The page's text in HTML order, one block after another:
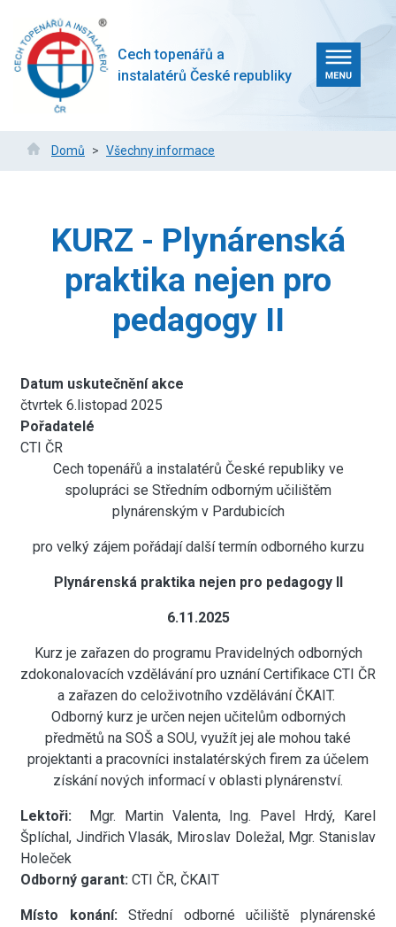
hlavnímu
obsahu
Cech topenářů a
instalatérů České republiky
Drobečková
navigace
Domů Všechny informace
KURZ - Plynárenská
praktika nejen pro
pedagogy II
Datum uskutečnění akce
čtvrtek 6.listopad 2025
Pořadatelé
CTI ČR
Cech topenářů a instalatérů České republiky ve
spolupráci se Středním odborným učilištěm
plynárenským v Pardubicích
pro velký zájem pořádají další termín odborného kurzu
Plynárenská praktika nejen pro pedagogy II
6.11.2025
Kurz je zařazen do programu Pravidelných odborných
zdokonalovacích vzdělávání pro uznání Certifikace CTI ČR
a zařazen do celoživotního vzdělávání ČKAIT.
Odborný kurz je určen nejen učitelům odborných
předmětů na SOŠ a SOU, využít jej ale mohou také
projektanti a pracovníci instalatérských firem za účelem
získání nových informací v oblasti plynárenství.
Lektoři: Mgr. Martin Valenta, Ing. Pavel Hrdý, Karel
Šplíchal, Jindřich Vlasák, Miroslav Doležal, Mgr. Stanislav
Holeček
Odborný garant: CTI ČR, ČKAIT
Místo konání: Střední odborné učiliště plynárenské